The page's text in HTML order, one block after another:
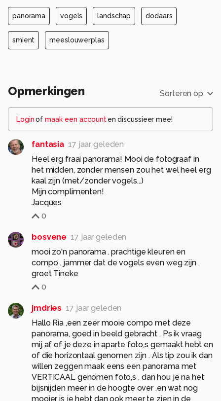
panorama vogels landschap dodaars
smient meeslouwerplas
Opmerkingen Sorteren op
Loginof maak een account en discussieer mee!
fantasia 17 jaar geleden
Heel erg fraai panorama! Mooi de fotograaf in
het midden, zonder mensen zou het wel heel erg
kaal zijn (met/zonder vogels...)
Mijn complimenten!
Jacques
0
bosvene 17 jaar geleden
mooi zo'n panorama . prachtige kleuren en
compo . jammer dat de vogels even weg zijn .
groet Tineke
0
jmdries 17 jaar geleden
Hallo Ria ,een zeer mooie compo met deze
panorama, goed in beeld gebracht . Ps ik vraag
mij af of je deze in aparte foto,s gemaakt hebt en
of die horizontaal genomen zijn . Als tip zou ik dan
willen zeggen maak eens een panorama met
VERTICAAL genomen foto,s , dan hou je na het
bijsnijden meer in de hoogte over ,en wat nog
mooier is je hebt dan ook meer te zien in de